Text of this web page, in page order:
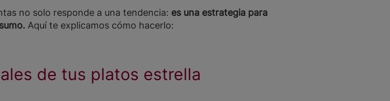
no solo responde a una tendencia: es una estrategia para
Aquí te explicamos cómo hacerlo:
de tus platos estrella